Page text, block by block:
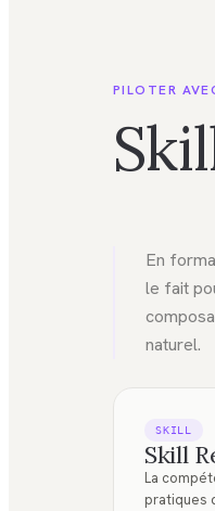
PILOTER
En
le fait
naturel.
SKILL
Skill
La
pratiques